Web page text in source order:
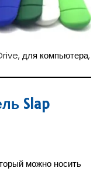
для компьютера,
Slap
можно носить